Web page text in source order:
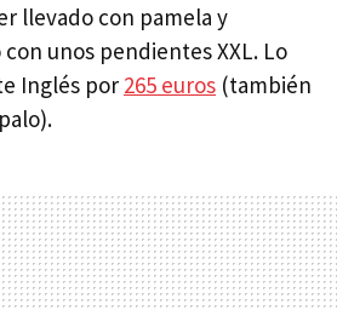
llevado con pamela y
unos pendientes XXL. Lo
Inglés por 265 euros (también